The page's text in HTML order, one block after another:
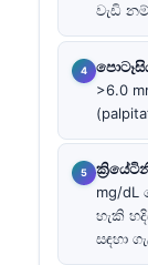
වැඩි
>6.0
mg/
හැකි
සඳහා